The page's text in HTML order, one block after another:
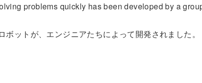
problems quickly has been developed by a
ットが、エンジニアたちによって開発されました。